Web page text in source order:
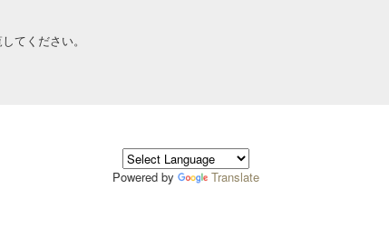
てください。
Powered by Translate